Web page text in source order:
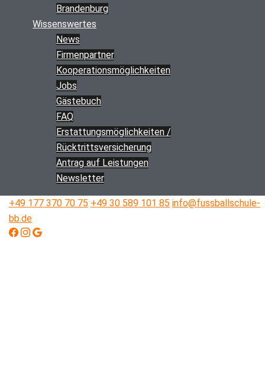
Brandenburg
Wissenswertes
News
Firmenpartner
Kooperations­möglichkeiten
Jobs
Gästebuch
FAQ
Erstattungs­­möglichkeiten /
Rücktritts­versicherung
Antrag auf Leistungen
Newsletter
+49 177 370 70 75 +49 30 589 101 85 info@fussballschule-
bb.de